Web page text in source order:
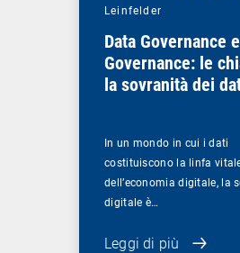
Leinfelder
Data Governance
Governance: le
la sovranità dei
In un mondo in cui i dati
costituiscono la linfa
dell’economia digitale, la
digitale è…
Leggi di più